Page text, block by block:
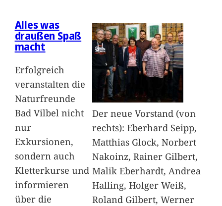
Alles was
draußen Spaß
macht
Erfolgreich
veranstalten die
Naturfreunde
Bad Vilbel nicht
nur
Exkursionen,
sondern auch
Kletterkurse und
informieren
über die
Der neue Vorstand (von
rechts): Eberhard Seipp,
Matthias Glock, Norbert
Nakoinz, Rainer Gilbert,
Malik Eberhardt, Andrea
Halling, Holger Weiß,
Roland Gilbert, Werner